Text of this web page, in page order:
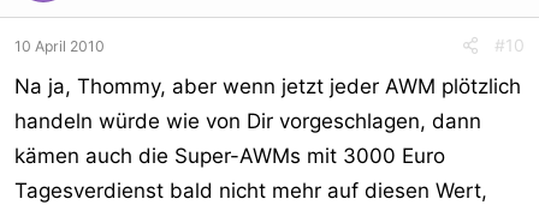
10 April 2010 #10
Na ja, Thommy, aber wenn jetzt jeder AWM plötzlich
handeln würde wie von Dir vorgeschlagen, dann
kämen auch die Super-AWMs mit 3000 Euro
Tagesverdienst bald nicht mehr auf diesen Wert,